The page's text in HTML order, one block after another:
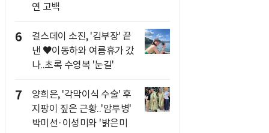
연 고백
6
걸스데이 소진, '김부장' 끝
낸 ♥이동하와 여름휴가 갔
나..초록 수영복 '눈길'
7
양희은, '각막이식 수술' 후
지팡이 짚은 근황..'암투병'
박미선·이성미와 '밝은미